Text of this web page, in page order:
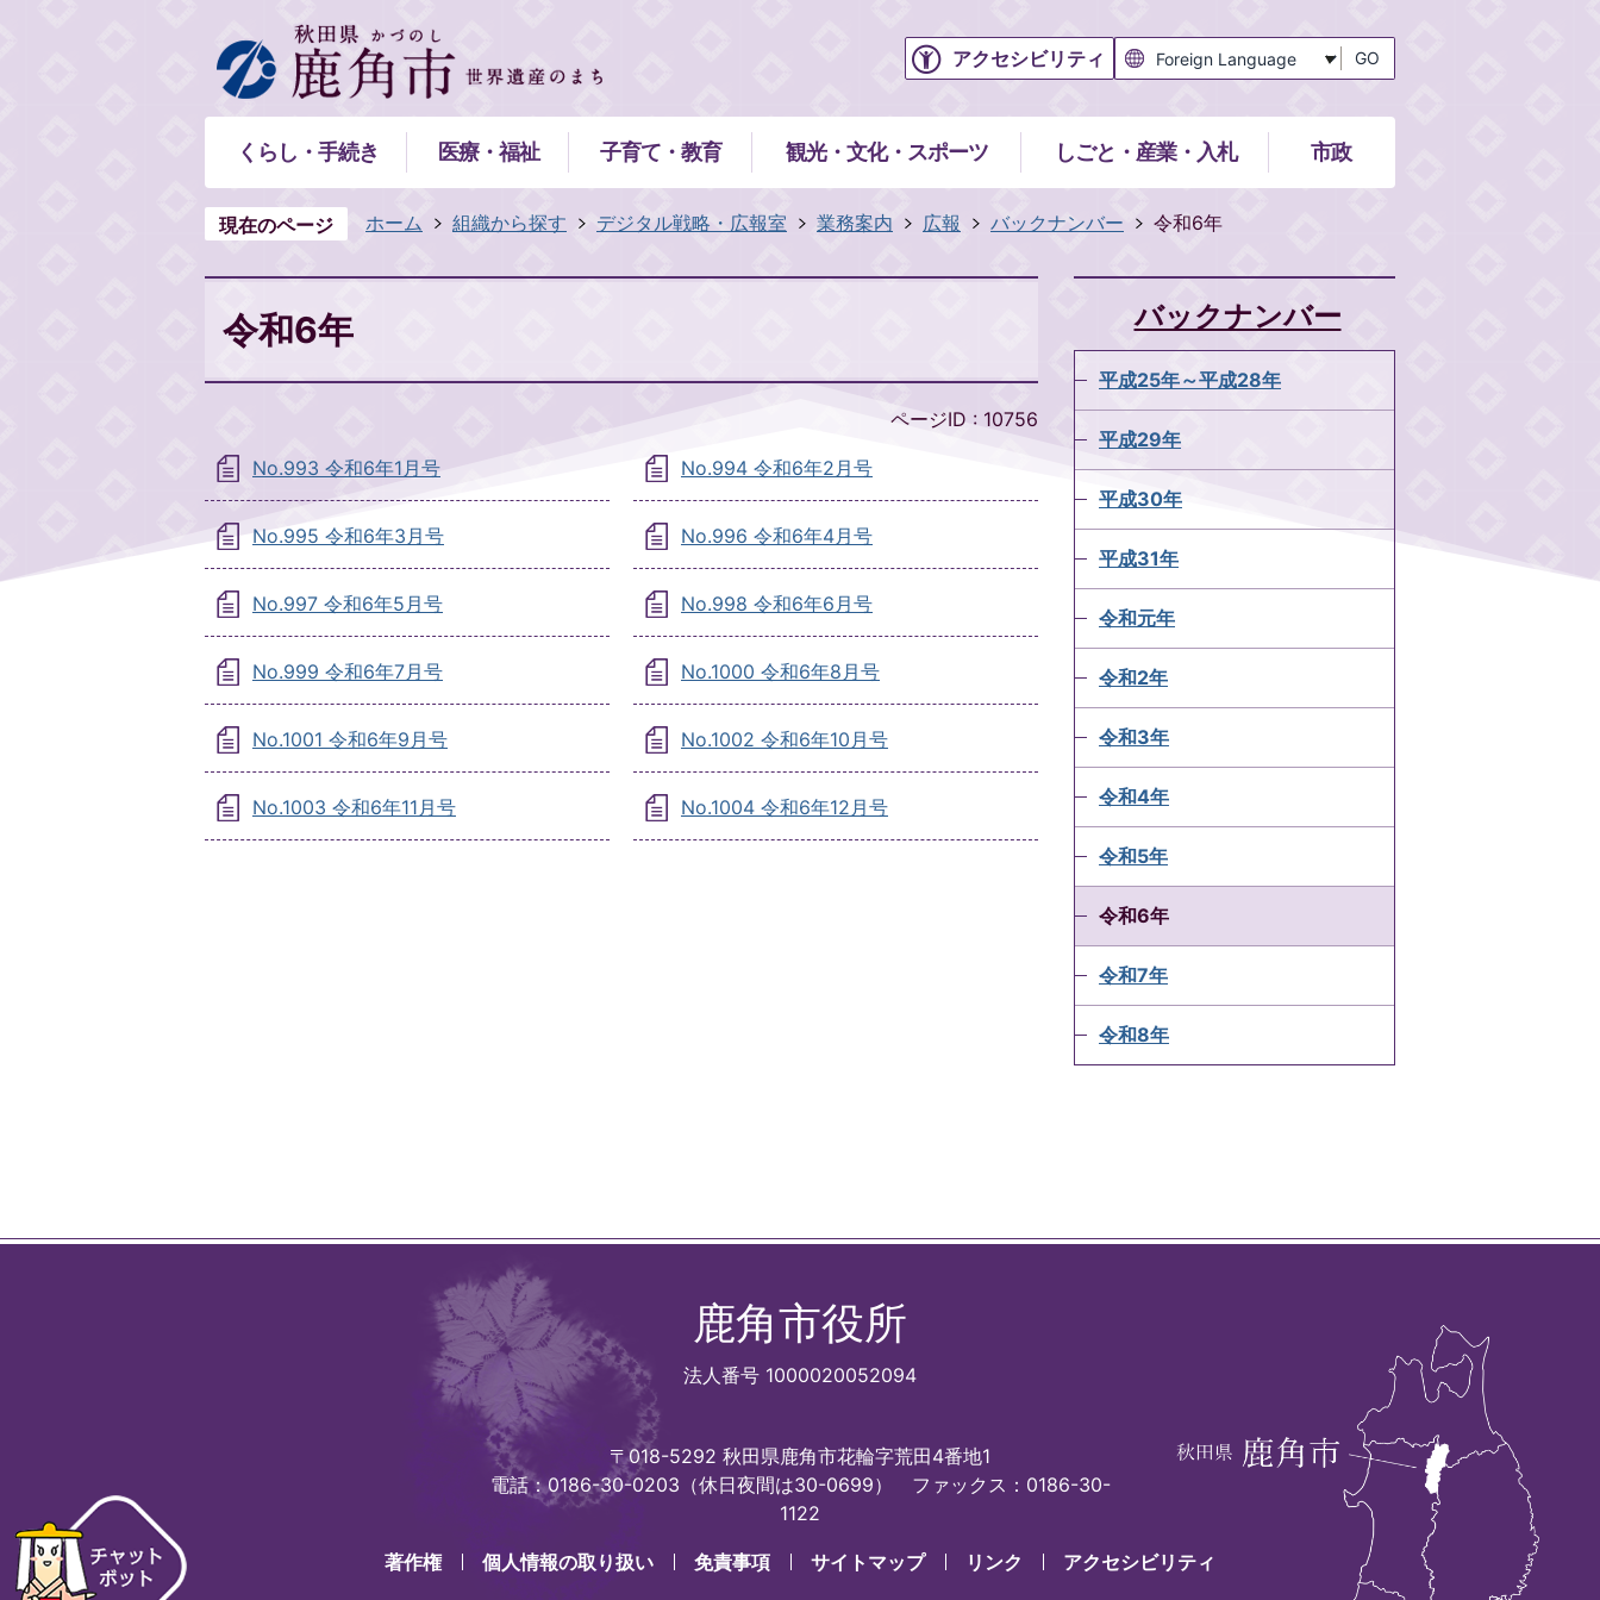
アクセシビリティ GO
くらし・手続き 医療・福祉 子育て・教育 観光・文化・スポーツ しごと・産業・入札 市政
現在のページ ホーム 組織から探す デジタル戦略・広報室 業務案内 広報 バックナンバー 令和6年
令和6年
ページID : 10756
No.993 令和6年1月号 No.994 令和6年2月号
No.995 令和6年3月号 No.996 令和6年4月号
No.997 令和6年5月号 No.998 令和6年6月号
No.999 令和6年7月号 No.1000 令和6年8月号
No.1001 令和6年9月号 No.1002 令和6年10月号
No.1003 令和6年11月号 No.1004 令和6年12月号
バックナンバー
平成25年～平成28年
平成29年
平成30年
平成31年
令和元年
令和2年
令和3年
令和4年
令和5年
令和6年
令和7年
令和8年
鹿角市役所
法人番号 1000020052094
〒018-5292 秋田県鹿角市花輪字荒田4番地1
電話：0186-30-0203（休日夜間は30-0699）
ファックス：0186-30-
1122
著作権 個人情報の取り扱い 免責事項 サイトマップ リンク アクセシビリティ